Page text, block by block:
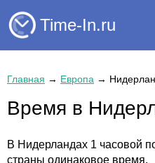
Time-In.ru
Главная → Европа →
Время в
В Нидерландах 1 часовой
страны одинаковое время.